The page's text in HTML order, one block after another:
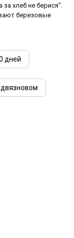
за хлеб не берися".
березовые
дней